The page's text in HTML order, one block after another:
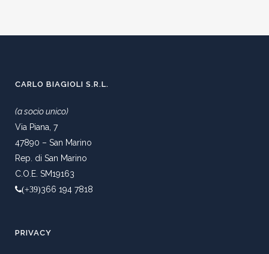
CARLO BIAGIOLI S.R.L.
(a socio unico)
Via Piana, 7
47890 – San Marino
Rep. di San Marino
C.O.E. SM19163
(+39)366 194 7818
PRIVACY